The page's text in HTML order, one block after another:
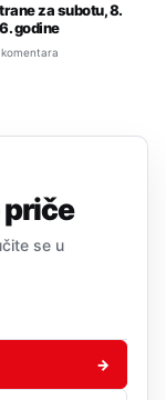
za subotu, 8.
godine
komentara
priče
se u
→